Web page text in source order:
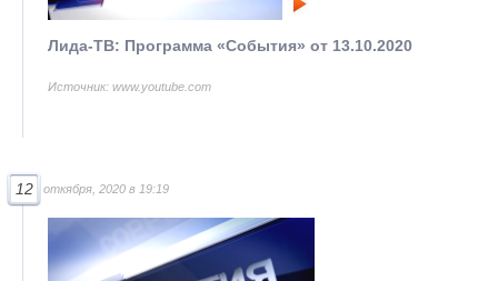
Лида-ТВ: Программа «События» от 13.10.2020
Источник: www.youtube.com
12 откября, 2020 в 19:19